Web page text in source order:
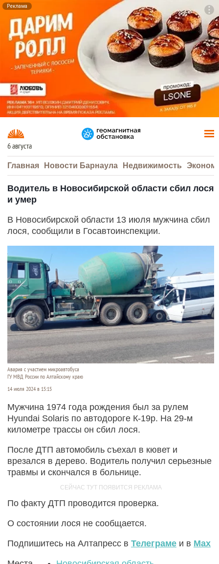
Реклама
6 августа
Главная Новости Барнаула Недвижимость
Водитель в Новосибирской области сбил лося
и умер
В Новосибирской области 13 июля мужчина сбил
лося, сообщили в Госавтоинспекции.
Авария с участием микроавтобуса
ГУ МВД России по Алтайскому краю
14 июля 2024 в 15:15
Мужчина 1974 года рождения был за рулем
Hyundai Solaris по автодороге К-19р. На 29-м
километре трассы он сбил лося.
После ДТП автомобиль съехал в кювет и
врезался в дерево. Водитель получил серьезные
травмы и скончался в больнице.
По факту ДТП проводится проверка.
О состоянии лося не сообщается.
Подпишитесь на Алтапресс в Телеграме и в Max